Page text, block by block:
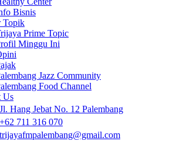
Bisnis
Topik
Prime Topic
Minggu Ini
Jazz Community
Food Channel
Us
Jl. Hang Jebat No. 12 Palembang
+62 711 316 070
trijayafmpalembang@gmail.com